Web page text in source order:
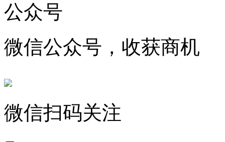
公众号
微信公众号，收获商机
微信扫码关注